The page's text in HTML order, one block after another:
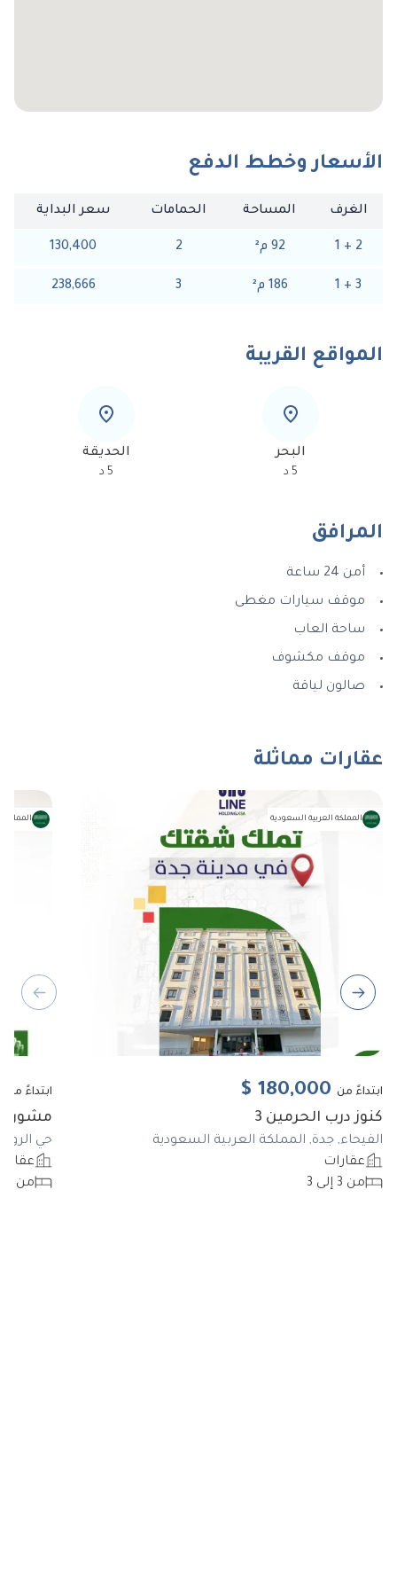
الأسعار وخطط الدفع
الغرف المساحة الحمامات سعر البداية
2
+
1
92 م²
2
130,400
3
+
1
186 م²
3
238,666
المواقع القريبة
البحر
5 د
الحديقة
5 د
المرافق
أمن 24 ساعة
موقف سيارات مغطى
ساحة العاب
موقف مكشوف
صالون لياقة
عقارات مماثلة
المملكة العربية السعودية
ابتداءً من 180,000
$
كنوز درب الحرمين 3
الفيحاء, جدة, المملكة العربية السعودية
عقارات
من 3 إلى 3
المملكة
ابتداءً من
مشورع
حي
من 3 إلى 6
slide Next slide